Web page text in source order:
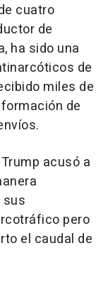
cuatro
de
ha sido una
de
miles de
de
acusó a
sus
pero
el caudal de